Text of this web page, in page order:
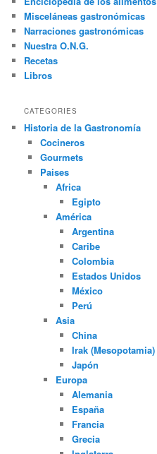
rMisceláneas gastronómicas
Narraciones gastronómicas
Nuestra O.N.G.
Recetas
Libros
CATEGORIES
Historia de la Gastronomía
Cocineros
Gourmets
Paises
Africa
Egipto
América
Argentina
Caribe
Colombia
Estados Unidos
México
Perú
Asia
China
Irak (Mesopotamia)
Japón
Europa
Alemania
España
Francia
Grecia